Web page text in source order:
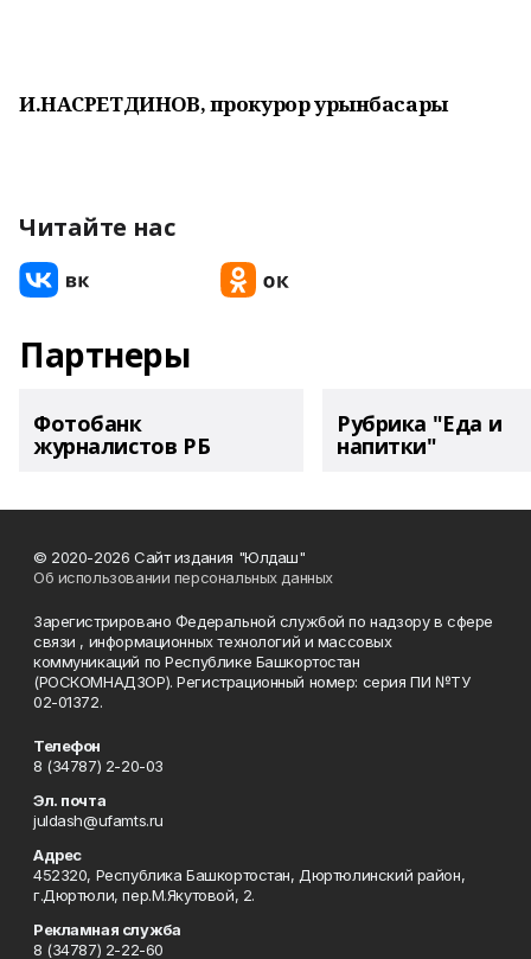
И.НАСРЕТДИНОВ, прокурор урынбасары
Читайте нас
Партнеры
Фотобанк
журналистов РБ
Рубрика "Еда и
напитки"
© 2020-2026 Сайт издания "Юлдаш"
Об использовании персональных данных
Зарегистрировано Федеральной службой по надзору в сфере
связи , информационных технологий и массовых
коммуникаций по Республике Башкортостан
(РОСКОМНАДЗОР). Регистрационный номер: серия ПИ №ТУ
02-01372.
Телефон
8 (34787) 2-20-03
Эл. почта
juldash@ufamts.ru
Адрес
452320, Республика Башкортостан, Дюртюлинский район,
г.Дюртюли, пер.М.Якутовой, 2.
Рекламная служба
8 (34787) 2-22-60